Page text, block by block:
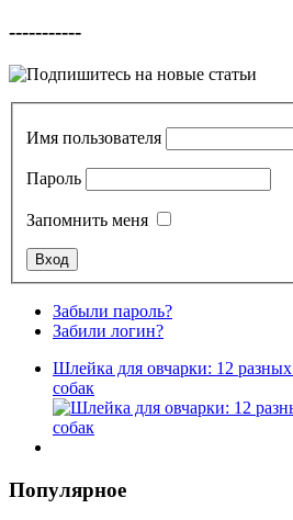
-----------
Имя пользователя
Пароль
Запомнить меня
Забыли пароль?
Забили логин?
Шлейка для овчарки: 12
собак
Популярное